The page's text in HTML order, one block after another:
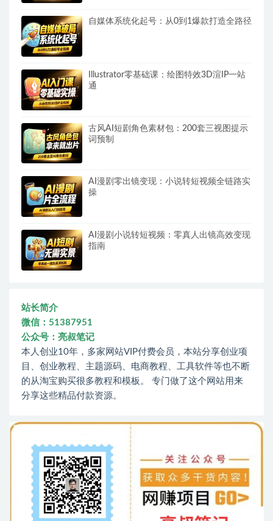
自媒体系统化起号：从0到1爆款打造全路径
Illustrator零基础课：绘图特效3D渲IP一站
通
古风AI短剧角色素材包：200套三视图提示
词预制
AI漫剧零出镜变现：小说转短视频全链路实
操
AI漫剧小说转短视频：零真人出镜高效变现
指南
站长简介
微信：51387951
公众号：亮叔笔记
本人创业10年，多家网站VIP付费会员，本站分享创业项
目、创业教程、主题源码、电商教程、工具软件等也不断
的从淘宝购买很多教程和模板。 专门做了这个网站用来
分享这些精品付款资源。